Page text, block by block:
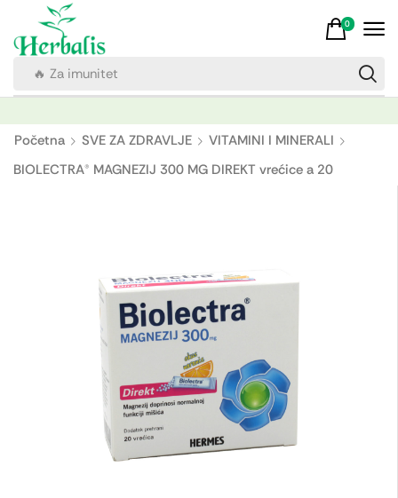
🔥 Za imunitet
0
Početna SVE ZA ZDRAVLJE
VITAMINI I MINERALI
BIOLECTRA® MAGNEZIJ 300 MG DIREKT vrećice a 20